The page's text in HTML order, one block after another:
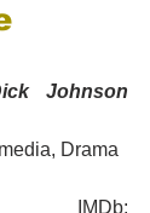
Johnson
Drama